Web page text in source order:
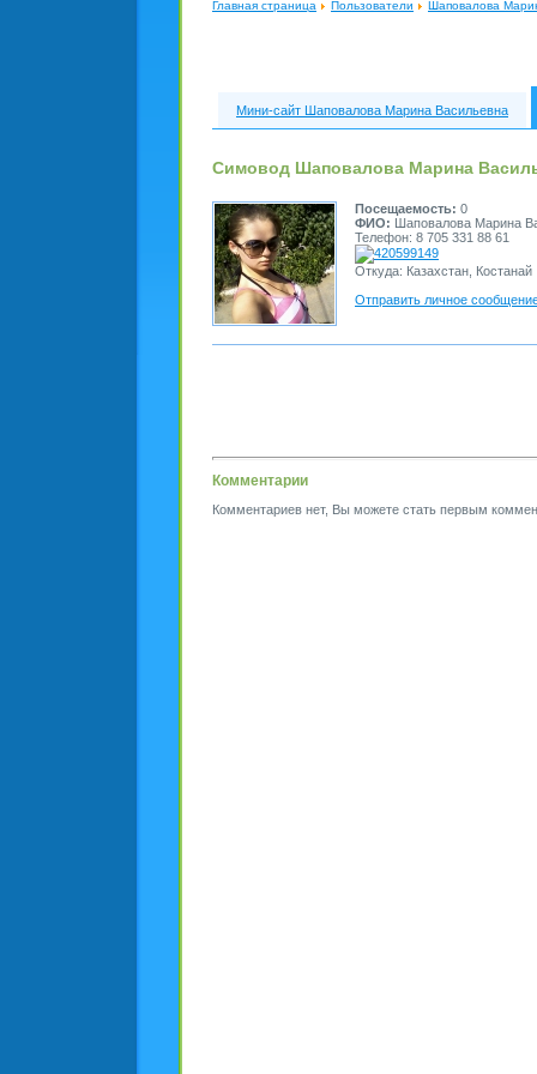
Главная страница Пользователи Шаповалова
Мини-сайт Шаповалова Марина Васильевна
Симовод Шаповалова Марина
Посещаемость: 0
ФИО: Шаповалова Марина
Телефон: 8 705 331 88 61
420599149
Откуда: Казахстан, Костанай
Отправить личное
Комментарии
Комментариев нет, Вы можете стать первым